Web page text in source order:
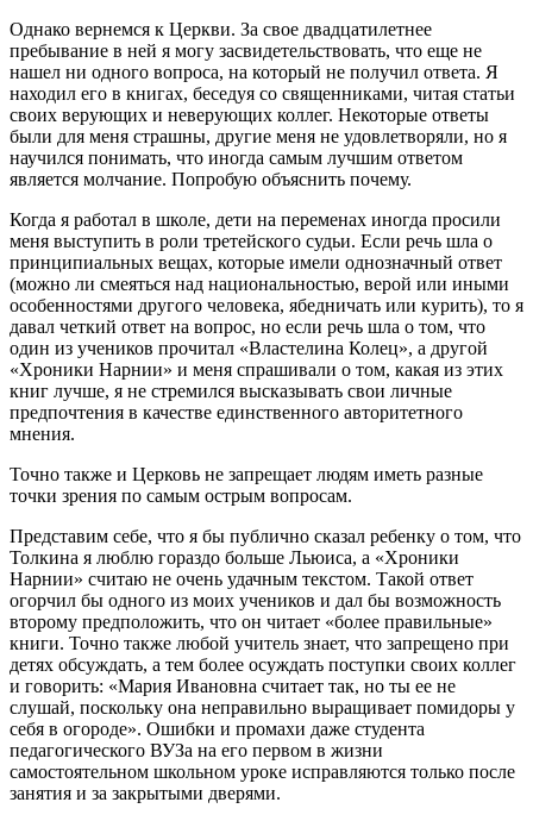
Однако вернемся к Церкви. За свое двадцатилетнее
пребывание в ней я могу засвидетельствовать, что еще не
нашел ни одного вопроса, на который не получил ответа. Я
находил его в книгах, беседуя со священниками, читая статьи
своих верующих и неверующих коллег. Некоторые ответы
были для меня страшны, другие меня не удовлетворяли, но я
научился понимать, что иногда самым лучшим ответом
является молчание. Попробую объяснить почему.
Когда я работал в школе, дети на переменах иногда просили
меня выступить в роли третейского судьи. Если речь шла о
принципиальных вещах, которые имели однозначный ответ
(можно ли смеяться над национальностью, верой или иными
особенностями другого человека, ябедничать или курить), то я
давал четкий ответ на вопрос, но если речь шла о том, что
один из учеников прочитал «Властелина Колец», а другой
«Хроники Нарнии» и меня спрашивали о том, какая из этих
книг лучше, я не стремился высказывать свои личные
предпочтения в качестве единственного авторитетного
мнения.
Точно также и Церковь не запрещает людям иметь разные
точки зрения по самым острым вопросам.
Представим себе, что я бы публично сказал ребенку о том, что
Толкина я люблю гораздо больше Льюиса, а «Хроники
Нарнии» считаю не очень удачным текстом. Такой ответ
огорчил бы одного из моих учеников и дал бы возможность
второму предположить, что он читает «более правильные»
книги. Точно также любой учитель знает, что запрещено при
детях обсуждать, а тем более осуждать поступки своих коллег
и говорить: «Мария Ивановна считает так, но ты ее не
слушай, поскольку она неправильно выращивает помидоры у
себя в огороде». Ошибки и промахи даже студента
педагогического ВУЗа на его первом в жизни
самостоятельном школьном уроке исправляются только после
занятия и за закрытыми дверями.